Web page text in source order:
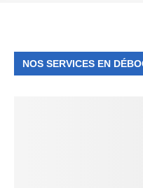
NOS SERVICES EN